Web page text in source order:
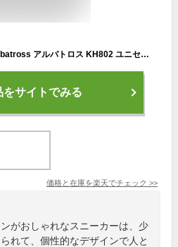
KARHU カルフ スニーカー Albatross アルバトロス KH802 ユニセックス メンズ レディース 靴 北欧 アーチパッド カップインソール クマ カラーリング
をサイトでみる
価格と在庫を楽天でチェック >>
がおしゃれなスニーカーは、少
れて、個性的なデザインで人と